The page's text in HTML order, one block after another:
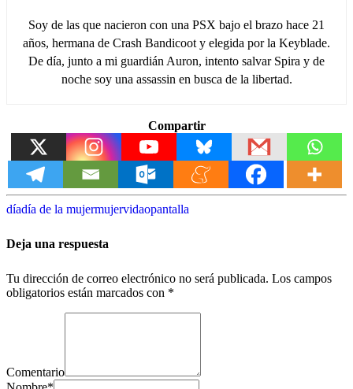
Soy de las que nacieron con una PSX bajo el brazo hace 21
años, hermana de Crash Bandicoot y elegida por la Keyblade.
De día, junto a mi guardián Auron, intento salvar Spira y de
noche soy una assassin en busca de la libertad.
Compartir
díadía de la mujermujervidaopantalla
Deja una respuesta
Tu dirección de correo electrónico no será publicada. Los campos
obligatorios están marcados con *
Comentario